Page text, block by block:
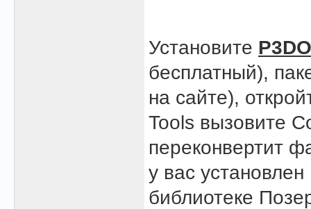
Установите
бесплатный),
на сайте),
Tools вызовите
переконвертит
у вас
библиотеке